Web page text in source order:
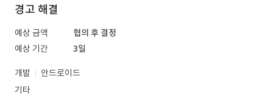
경고 해결
예상 금액
협의 후 결정
예상 기간
3일
개발
안드로이드
기타